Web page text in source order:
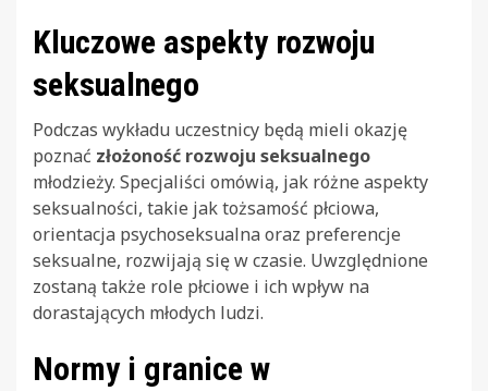
Kluczowe aspekty rozwoju
seksualnego
Podczas wykładu uczestnicy będą mieli okazję
poznać złożoność rozwoju seksualnego
młodzieży. Specjaliści omówią, jak różne aspekty
seksualności, takie jak tożsamość płciowa,
orientacja psychoseksualna oraz preferencje
seksualne, rozwijają się w czasie. Uwzględnione
zostaną także role płciowe i ich wpływ na
dorastających młodych ludzi.
Normy i granice w